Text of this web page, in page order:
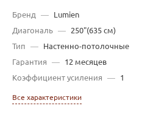
Бренд —
Lumien
Диагональ —
250"(635 см)
Тип
—
Настенно-потолочные
Гарантия
—
12 месяцев
Коэффициент усиления
— 1
Все характеристики